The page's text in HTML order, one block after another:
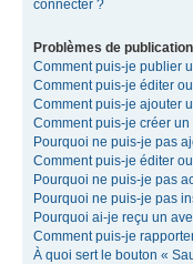
connecter ?
Problèmes de publication
Comment puis-je publier
Comment puis-je éditer
Comment puis-je ajouter
Comment puis-je créer
Pourquoi ne puis-je pas
Comment puis-je éditer
Pourquoi ne puis-je pas
Pourquoi ne puis-je pas
Pourquoi ai-je reçu un
Comment puis-je
À quoi sert le bouton «